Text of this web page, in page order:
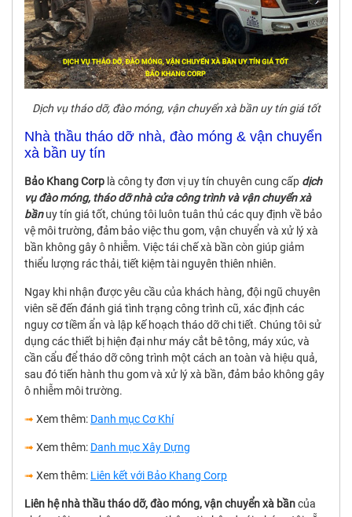
Dịch vụ tháo dỡ, đào móng, vận chuyển xà bần uy tín giá tốt
Nhà thầu tháo dỡ nhà, đào móng & vận chuyển
xà bần uy tín
Bảo Khang Corp là công ty đơn vị uy tín chuyên cung cấp dịch
vụ đào móng, tháo dỡ nhà cửa công trình và vận chuyển xà
bầnuy tín giá tốt, chúng tôi luôn tuân thủ các quy định về bảo
vệ môi trường, đảm bảo việc thu gom, vận chuyển và xử lý xà
bần không gây ô nhiễm. Việc tái chế xà bần còn giúp giảm
thiểu lượng rác thải, tiết kiệm tài nguyên thiên nhiên.
Ngay khi nhận được yêu cầu của khách hàng, đội ngũ chuyên
viên sẽ đến đánh giá tình trạng công trình cũ, xác định các
nguy cơ tiềm ẩn và lập kế hoạch tháo dỡ chi tiết. Chúng tôi sử
dụng các thiết bị hiện đại như máy cắt bê tông, máy xúc, và
cần cẩu để tháo dỡ công trình một cách an toàn và hiệu quả,
sau đó tiến hành thu gom và xử lý xà bần, đảm bảo không gây
ô nhiễm môi trường.
➟ Xem thêm: Danh mục Cơ Khí
➟ Xem thêm: Danh mục Xây Dựng
➟ Xem thêm: Liên kết với Bảo Khang Corp
Liên hệ nhà thầu tháo dỡ, đào móng, vận chuyển xà bầncủa